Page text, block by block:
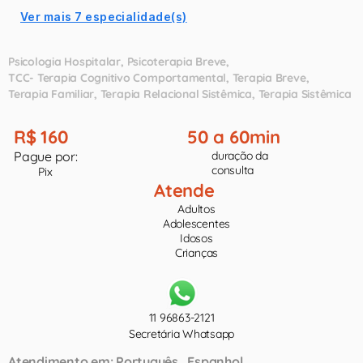
Ver mais 7 especialidade(s)
Psicologia Hospitalar Psicoterapia Breve
TCC- Terapia Cognitivo Comportamental Terapia Breve
Terapia Familiar Terapia Relacional Sistêmica Terapia Sistêmica
R$ 160
Pague por:
Pix
50 a 60min
duração da
consulta
Atende
Adultos
Adolescentes
Idosos
Crianças
11 96863-2121
Secretária Whatsapp